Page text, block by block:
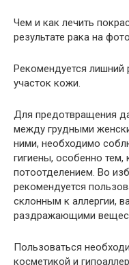
Чем и как лечить
результате рака на
Рекомендуется лишний
участок кожи.
Для предотвращения
между грудными
ними, необходимо
гигиены, особенно
потоотделением. Во
рекомендуется
склонным к аллергии,
раздражающими
Пользоваться
косметикой и